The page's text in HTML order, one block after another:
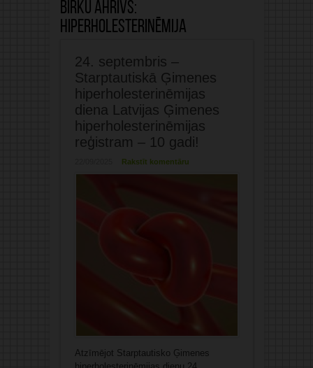
Birku ahrīvs:
hiperholesterinēmija
24. septembris –
Starptautiskā Ģimenes
hiperholesterinēmijas
diena Latvijas Ģimenes
hiperholesterinēmijas
reģistram – 10 gadi!
Rakstīt komentāru
Atzīmējot Starptautisko Ģimenes